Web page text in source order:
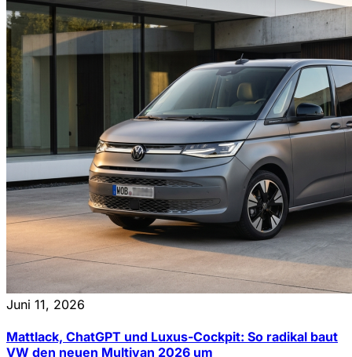
Juni 11, 2026
Mattlack, ChatGPT und Luxus-Cockpit: So radikal baut
VW den neuen Multivan 2026 um